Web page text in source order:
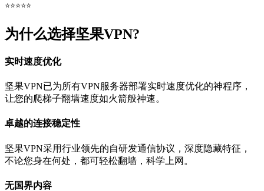
⭐⭐⭐⭐⭐
为什么选择坚果VPN?
实时速度优化
坚果VPN已为所有VPN服务器部署实时速度优化的神程序，
让您的爬梯子翻墙速度如火箭般神速。
卓越的连接稳定性
坚果VPN采用行业领先的自研发通信协议，深度隐藏特征，
不论您身在何处，都可轻松翻墙，科学上网。
无国界内容